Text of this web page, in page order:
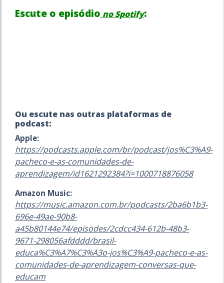
Escute o episódio no Spotify:
Ou escute nas outras plataformas de
podcast:
Apple:
https://podcasts.apple.com/br/podcast/jos%C3%A9-
pacheco-e-as-comunidades-de-
aprendizagem/id1621292384?i=1000718876058
Amazon Music:
https://music.amazon.com.br/podcasts/2ba6b1b3-
696e-49ae-90b8-
a45b80144e74/episodes/2cdcc434-612b-48b3-
9671-298056afdddd/brasil-
educa%C3%A7%C3%A3o-jos%C3%A9-pacheco-e-as-
comunidades-de-aprendizagem-conversas-que-
educam